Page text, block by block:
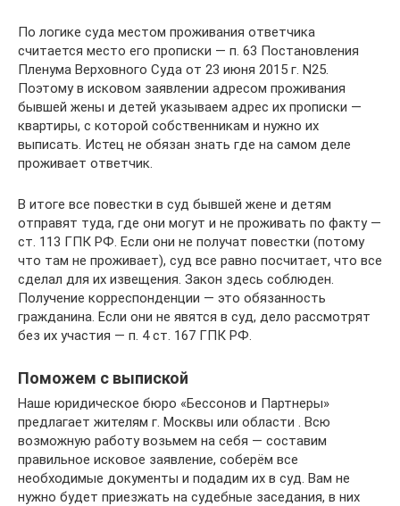
По логике суда местом проживания ответчика
считается место его прописки — п. 63 Постановления
Пленума Верховного Суда от 23 июня 2015 г. N25.
Поэтому в исковом заявлении адресом проживания
бывшей жены и детей указываем адрес их прописки —
квартиры, с которой собственникам и нужно их
выписать. Истец не обязан знать где на самом деле
проживает ответчик.
В итоге все повестки в суд бывшей жене и детям
отправят туда, где они могут и не проживать по факту —
ст. 113 ГПК РФ. Если они не получат повестки (потому
что там не проживает), суд все равно посчитает, что все
сделал для их извещения. Закон здесь соблюден.
Получение корреспонденции — это обязанность
гражданина. Если они не явятся в суд, дело рассмотрят
без их участия — п. 4 ст. 167 ГПК РФ.
Поможем с выпиской
Наше юридическое бюро «Бессонов и Партнеры»
предлагает жителям г. Москвы или области . Всю
возможную работу возьмем на себя — составим
правильное исковое заявление, соберём все
необходимые документы и подадим их в суд. Вам не
нужно будет приезжать на судебные заседания, в них